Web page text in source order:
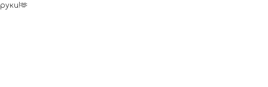
руки!🫶